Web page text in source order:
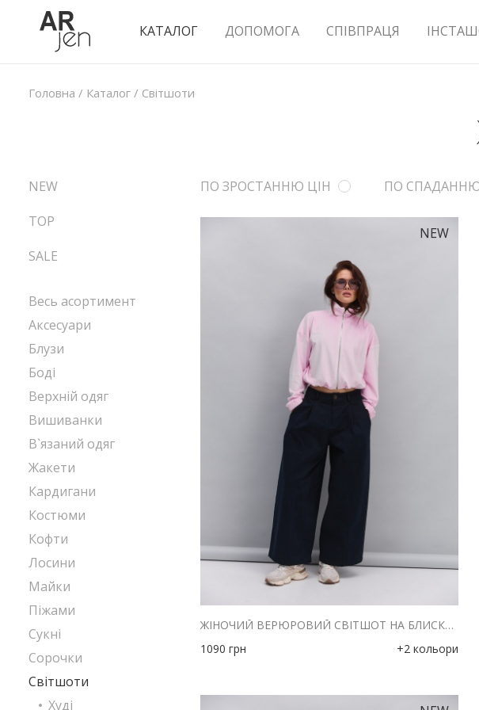
КАТАЛОГ ДОПОМОГА СПІВПРАЦЯ
Головна / Каталог / Світшоти
ПО ЗРОСТАННЮ ЦІН ПО
NEW
ЖІНОЧИЙ ВЕРЮРОВИЙ СВІТШОТ НА БЛИСКАВЦІ РОЖЕВИЙ З КОМІРОМ-СТІЙКОЮ
1090 грн +2 кольори
NEW
TOP
SALE
Весь асортимент
Аксесуари
Блузи
Боді
Верхній одяг
Вишиванки
В`язаний одяг
Жакети
Кардигани
Костюми
Кофти
Лосини
Майки
Піжами
Сукні
Сорочки
Світшоти
Худі